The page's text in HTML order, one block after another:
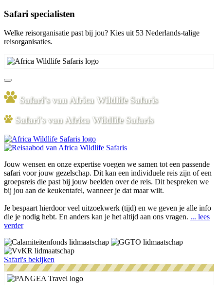
Safari specialisten
Welke reisorganisatie past bij jou? Kies uit 53 Nederlands-talige
reisorganisaties.
Safari's van Africa Wildlife Safaris
Safari's van Africa Wildlife Safaris
Jouw wensen en onze expertise voegen we samen tot een passende
safari voor jouw gezelschap. Dit kan een individuele reis zijn of een
groepsreis die past bij jouw beelden over de reis. Dit bespreken we
bij jou aan de keukentafel, wanneer je dat maar wilt.
Je bespaart hierdoor veel uitzoekwerk (tijd) en we geven je alle info
die je nodig hebt. En anders kan je het altijd aan ons vragen. ... lees
verder
Safari's bekijken